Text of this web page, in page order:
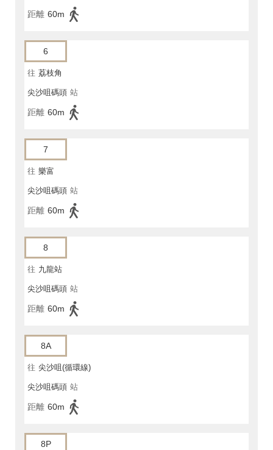
距離 60m
6
往 荔枝角
尖沙咀碼頭 站
距離 60m
7
往 樂富
尖沙咀碼頭 站
距離 60m
8
往 九龍站
尖沙咀碼頭 站
距離 60m
8A
往 尖沙咀(循環線)
尖沙咀碼頭 站
距離 60m
8P